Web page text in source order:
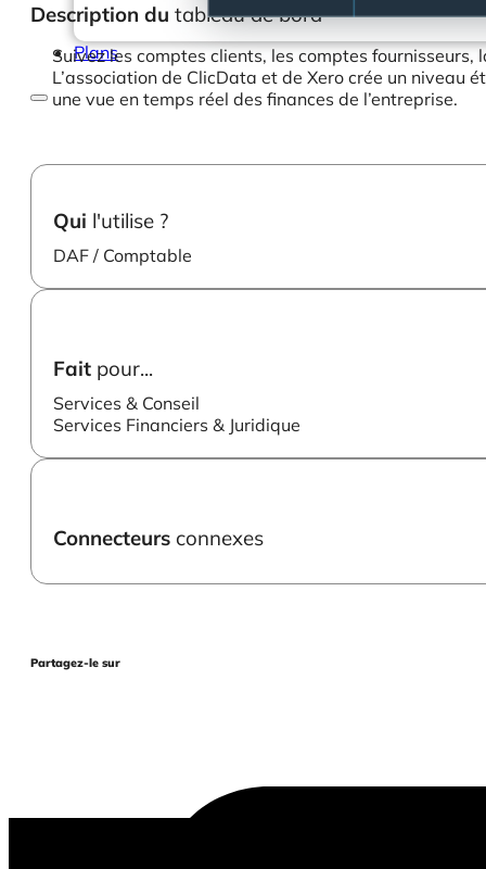
Plans
Description du tableau de bord
Suivez les comptes clients, les comptes
L’association de ClicData et de Xero crée un
une vue en temps réel des finances de l’entreprise.
Qui l'utilise ?
DAF / Comptable
Fait pour...
Services & Conseil
Services Financiers & Juridique
Connecteurs connexes
Partagez-le sur